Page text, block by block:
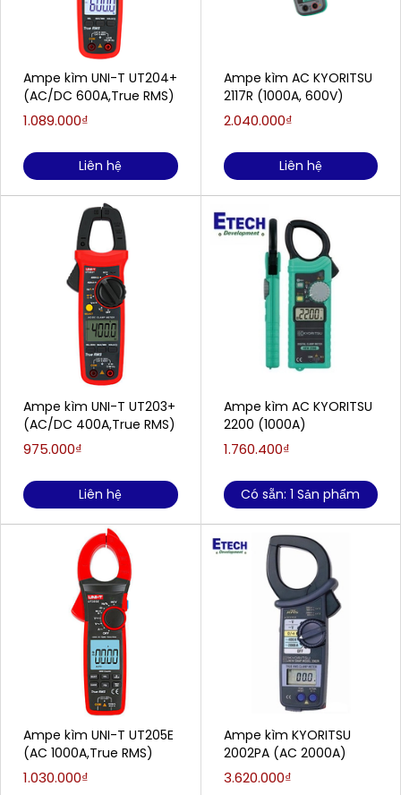
Ampe kìm UNI-T UT204+
(AC/DC 600A,True RMS)
1.089.000₫
Liên hệ
Ampe kìm UNI-T UT203+
(AC/DC 400A,True RMS)
975.000₫
Liên hệ
Ampe kìm UNI-T UT205E
(AC 1000A,True RMS)
1.030.000₫
Ampe kìm AC KYORITSU
2117R (1000A, 600V)
2.040.000₫
Liên hệ
Ampe kìm AC KYORITSU
2200 (1000A)
1.760.400₫
Có sẵn: 1 Sản phẩm
Ampe kìm KYORITSU
2002PA (AC 2000A)
3.620.000₫